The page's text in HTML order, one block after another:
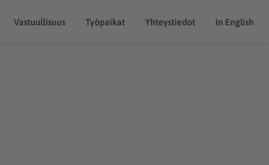
Vastuullisuus Työpaikat Yhteystiedot In English